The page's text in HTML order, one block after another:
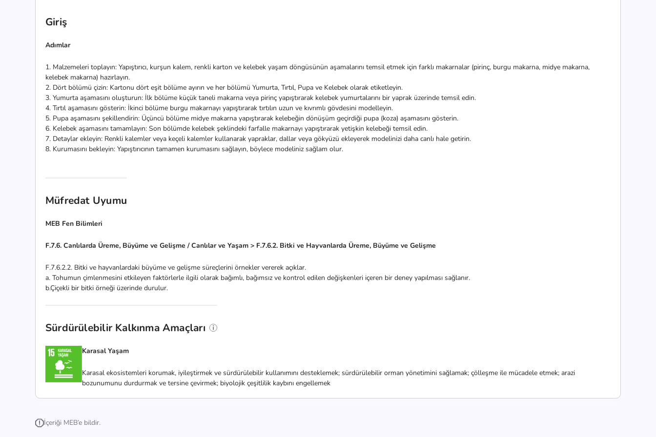
Giriş
Adımlar
1. Malzemeleri toplayın: Yapıştırıcı, kurşun kalem, renkli karton ve kelebek yaşam döngüsünün aşamalarını temsil etmek için farklı makarnalar (pirinç, burgu makarna, midye makarna,
kelebek makarna) hazırlayın.
2. Dört bölümü çizin: Kartonu dört eşit bölüme ayırın ve her bölümü Yumurta, Tırtıl, Pupa ve Kelebek olarak etiketleyin.
3. Yumurta aşamasını oluşturun: İlk bölüme küçük taneli makarna veya pirinç yapıştırarak kelebek yumurtalarını bir yaprak üzerinde temsil edin.
4. Tırtıl aşamasını gösterin: İkinci bölüme burgu makarnayı yapıştırarak tırtılın uzun ve kıvrımlı gövdesini modelleyin.
5. Pupa aşamasını şekillendirin: Üçüncü bölüme midye makarna yapıştırarak kelebeğin dönüşüm geçirdiği pupa (koza) aşamasını gösterin.
6. Kelebek aşamasını tamamlayın: Son bölümde kelebek şeklindeki farfalle makarnayı yapıştırarak yetişkin kelebeği temsil edin.
7. Detaylar ekleyin: Renkli kalemler veya keçeli kalemler kullanarak yapraklar, dallar veya gökyüzü ekleyerek modelinizi daha canlı hale getirin.
8. Kurumasını bekleyin: Yapıştırıcının tamamen kurumasını sağlayın, böylece modeliniz sağlam olur.
Müfredat Uyumu
MEB Fen Bilimleri
F.7.6. Canlılarda Üreme, Büyüme ve Gelişme / Canlılar ve Yaşam > F.7.6.2. Bitki ve Hayvanlarda Üreme, Büyüme ve Gelişme
F.7.6.2.2. Bitki ve hayvanlardaki büyüme ve gelişme süreçlerini örnekler vererek açıklar.
a. Tohumun çimlenmesini etkileyen faktörlerle ilgili olarak bağımlı, bağımsız ve kontrol edilen değişkenleri içeren bir deney yapılması sağlanır.
b.Çiçekli bir bitki örneği üzerinde durulur.
Sürdürülebilir Kalkınma Amaçları
Karasal Yaşam
Karasal ekosistemleri korumak, iyileştirmek ve sürdürülebilir kullanımını desteklemek; sürdürülebilir orman yönetimini sağlamak; çölleşme ile mücadele etmek; arazi
bozunumunu durdurmak ve tersine çevirmek; biyolojik çeşitlilik kaybını engellemek
İçeriği MEB’e bildir.